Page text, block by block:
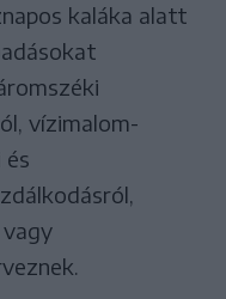
kaláka alatt
vízimalom-